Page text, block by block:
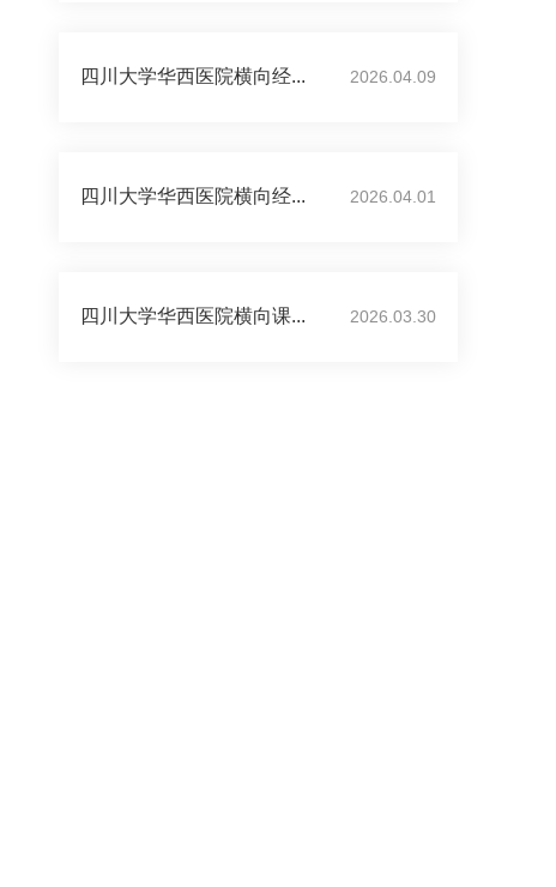
四川大学华西医院横向经... 2026.04.09
四川大学华西医院横向经... 2026.04.01
四川大学华西医院横向课... 2026.03.30